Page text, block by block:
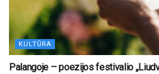
KULTŪRA
Palangoje – poezijos festivalio